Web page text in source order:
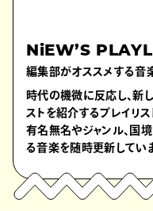
NiEW’S
編集部がオススメする音
時代の機微に反応し、新
ストを紹介するプレイリス
有名無名やジャンル、国
る音楽を随時更新していま